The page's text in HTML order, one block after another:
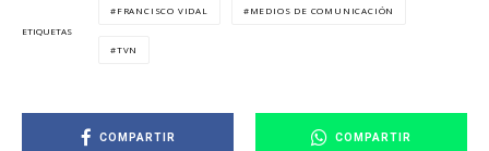
ETIQUETAS
FRANCISCO VIDAL MEDIOS DE COMUNICACIÓN
TVN
COMPARTIR COMPARTIR